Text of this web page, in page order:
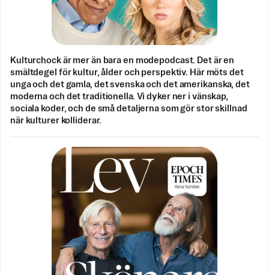
Kulturchock är mer än bara en modepodcast. Det är en
smältdegel för kultur, ålder och perspektiv. Här möts det
unga och det gamla, det svenska och det amerikanska, det
moderna och det traditionella. Vi dyker ner i vänskap,
sociala koder, och de små detaljerna som gör stor skillnad
när kulturer kolliderar.